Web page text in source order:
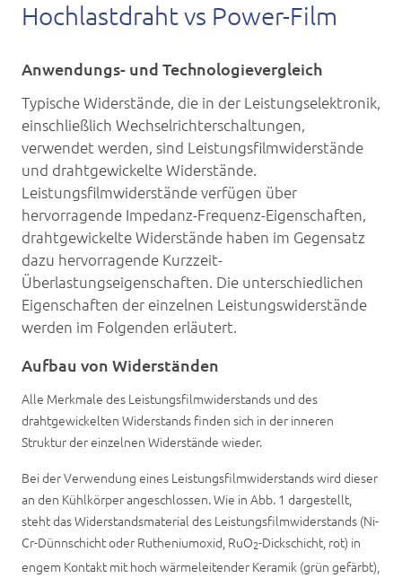
Medien
Magazin
Karriere
Kontakt
Hochlastdraht vs Power-Film
Anwendungs- und Technologievergleich
Typische Widerstände, die in der Leistungselektronik,
einschließlich Wechselrichterschaltungen,
verwendet werden, sind Leistungsfilmwiderstände
und drahtgewickelte Widerstände.
Leistungsfilmwiderstände verfügen über
hervorragende Impedanz-Frequenz-Eigenschaften,
drahtgewickelte Widerstände haben im Gegensatz
dazu hervorragende Kurzzeit-
Überlastungseigenschaften. Die unterschiedlichen
Eigenschaften der einzelnen Leistungswiderstände
werden im Folgenden erläutert.
Aufbau von Widerständen
Alle Merkmale des Leistungsfilmwiderstands und des
drahtgewickelten Widerstands finden sich in der inneren
Struktur der einzelnen Widerstände wieder.
Bei der Verwendung eines Leistungsfilmwiderstands wird dieser
an den Kühlkörper angeschlossen. Wie in Abb. 1 dargestellt,
steht das Widerstandsmaterial des Leistungsfilmwiderstands (Ni-
Cr-Dünnschicht oder Rutheniumoxid, RuO2-Dickschicht, rot) in
engem Kontakt mit hoch wärmeleitender Keramik (grün gefärbt),